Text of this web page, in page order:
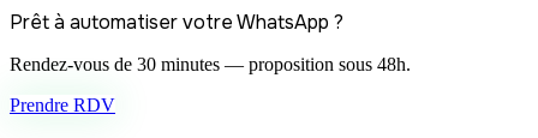
Prêt à automatiser votre WhatsApp ?
Rendez-vous de 30 minutes — proposition sous 48h.
Prendre RDV